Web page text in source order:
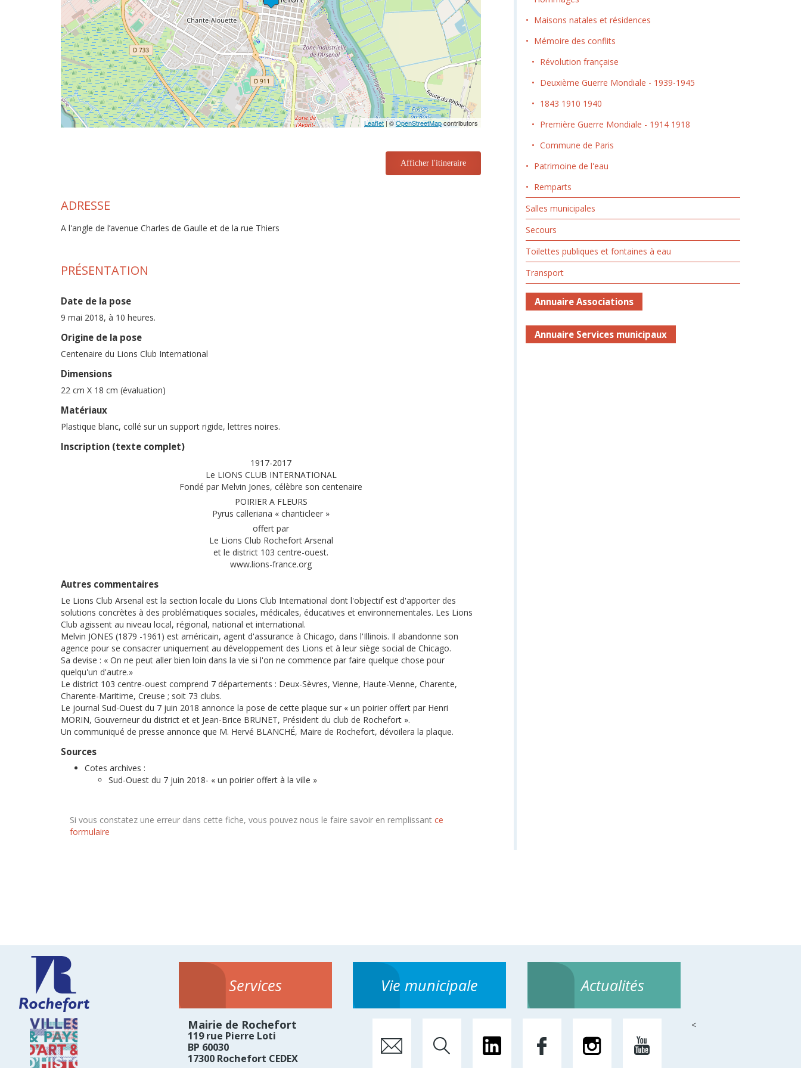
Leaflet| ©OpenStreetMapcontributors
Afficher l'itineraire
ADRESSE
A l'angle de l’avenue Charles de Gaulle et de la rue Thiers
PRÉSENTATION
Date de la pose
9 mai 2018, à 10 heures.
Origine de la pose
Centenaire du Lions Club International
Dimensions
22 cm X 18 cm (évaluation)
Matériaux
Plastique blanc, collé sur un support rigide, lettres noires.
Inscription (texte complet)
1917-2017
Le LIONS CLUB INTERNATIONAL
Fondé par Melvin Jones, célèbre son centenaire
POIRIER A FLEURS
Pyrus calleriana « chanticleer »
offert par
Le Lions Club Rochefort Arsenal
et le district 103 centre-ouest.
www.lions-france.org
Autres commentaires
Le Lions Club Arsenal est la section locale du Lions Club International dont l'objectif est d'apporter des
solutions concrètes à des problématiques sociales, médicales, éducatives et environnementales. Les Lions
Club agissent au niveau local, régional, national et international.
Melvin JONES (1879 -1961) est américain, agent d'assurance à Chicago, dans l'Illinois. Il abandonne son
agence pour se consacrer uniquement au développement des Lions et à leur siège social de Chicago.
Sa devise : « On ne peut aller bien loin dans la vie si l'on ne commence par faire quelque chose pour
quelqu'un d'autre.»
Le district 103 centre-ouest comprend 7 départements : Deux-Sèvres, Vienne, Haute-Vienne, Charente,
Charente-Maritime, Creuse ; soit 73 clubs.
Le journal Sud-Ouest du 7 juin 2018 annonce la pose de cette plaque sur « un poirier offert par Henri
MORIN, Gouverneur du district et et Jean-Brice BRUNET, Président du club de Rochefort ».
Un communiqué de presse annonce que M. Hervé BLANCHÉ, Maire de Rochefort, dévoilera la plaque.
Sources
Cotes archives :
Sud-Ouest du 7 juin 2018- « un poirier offert à la ville »
Si vous constatez une erreur dans cette fiche, vous pouvez nous le faire savoir en remplissant ce
formulaire
Maisons natales et résidences
Mémoire des conflits
Révolution française
Deuxième Guerre Mondiale - 1939-1945
1843 1910 1940
Première Guerre Mondiale - 1914 1918
Commune de Paris
Patrimoine de l'eau
Remparts
Salles municipales
Secours
Toilettes publiques et fontaines à eau
Transport
Annuaire Associations
Annuaire Services municipaux
Services Vie municipale Actualités
Mairie de Rochefort
119 rue Pierre Loti
BP 60030
17300 Rochefort CEDEX
<